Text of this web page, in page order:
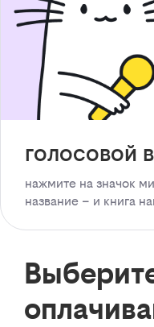
голосовой
нажмите на значок
название – и книга